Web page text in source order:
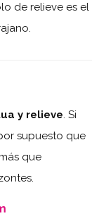
de relieve es el
y relieve. Si
supuesto que
que